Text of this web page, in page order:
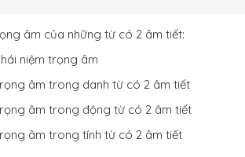
âm của những từ có 2 âm tiết:
niệm trọng âm
âm trong danh từ có 2 âm tiết
âm trong động từ có 2 âm tiết
âm trong tính từ có 2 âm tiết